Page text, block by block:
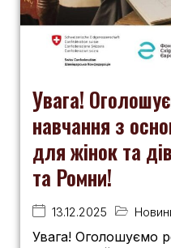
Увага!
навчання з
для жінок та
та Ромни!
13.12.2025
Увага! Оголошуємо